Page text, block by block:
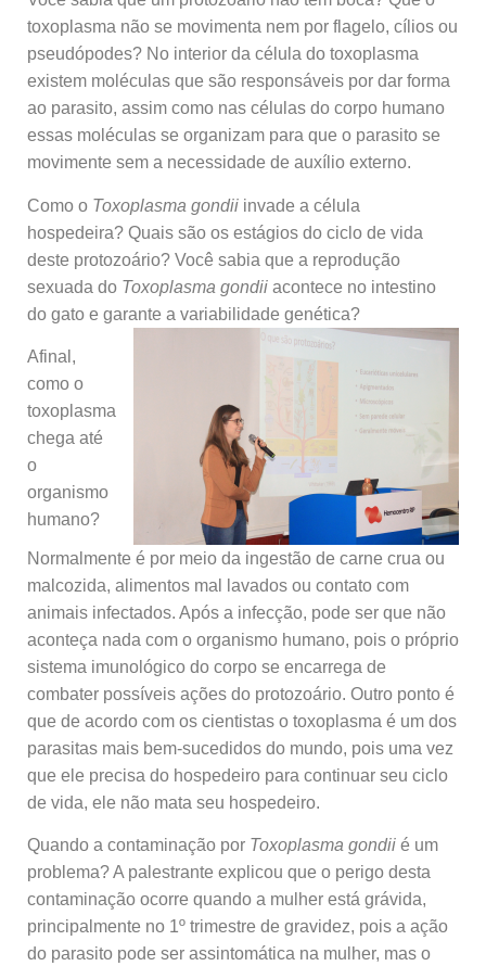
toxoplasma não se movimenta nem por flagelo, cílios ou
pseudópodes? No interior da célula do toxoplasma
existem moléculas que são responsáveis por dar forma
ao parasito, assim como nas células do corpo humano
essas moléculas se organizam para que o parasito se
movimente sem a necessidade de auxílio externo.
Como o Toxoplasma gondii invade a célula
hospedeira? Quais são os estágios do ciclo de vida
deste protozoário? Você sabia que a reprodução
sexuada do Toxoplasma gondii acontece no intestino
do gato e garante a variabilidade genética?
Afinal,
como o
toxoplasma
chega até
o
organismo
humano?
Normalmente é por meio da ingestão de carne crua ou
malcozida, alimentos mal lavados ou contato com
animais infectados. Após a infecção, pode ser que não
aconteça nada com o organismo humano, pois o próprio
sistema imunológico do corpo se encarrega de
combater possíveis ações do protozoário. Outro ponto é
que de acordo com os cientistas o toxoplasma é um dos
parasitas mais bem-sucedidos do mundo, pois uma vez
que ele precisa do hospedeiro para continuar seu ciclo
de vida, ele não mata seu hospedeiro.
Quando a contaminação por Toxoplasma gondii é um
problema? A palestrante explicou que o perigo desta
contaminação ocorre quando a mulher está grávida,
principalmente no 1º trimestre de gravidez, pois a ação
do parasito pode ser assintomática na mulher, mas o